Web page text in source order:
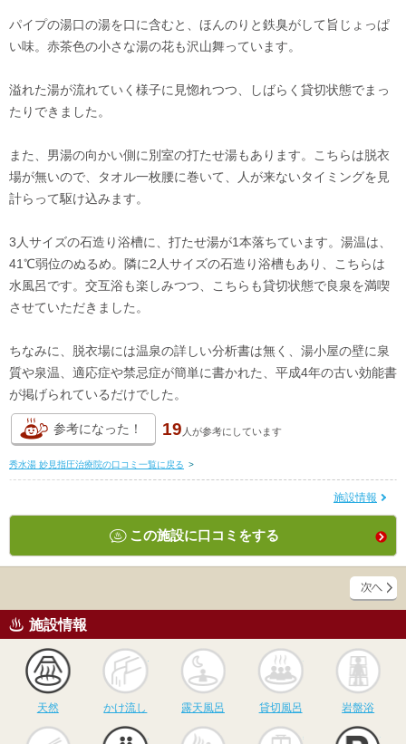
パイプの湯口の湯を口に含むと、ほんのりと鉄臭がして旨じょっぱ
い味。赤茶色の小さな湯の花も沢山舞っています。
溢れた湯が流れていく様子に見惚れつつ、しばらく貸切状態でまっ
たりできました。
また、男湯の向かい側に別室の打たせ湯もあります。こちらは脱衣
場が無いので、タオル一枚腰に巻いて、人が来ないタイミングを見
計らって駆け込みます。
3人サイズの石造り浴槽に、打たせ湯が1本落ちています。湯温は、
41℃弱位のぬるめ。隣に2人サイズの石造り浴槽もあり、こちらは
水風呂です。交互浴も楽しみつつ、こちらも貸切状態で良泉を満喫
させていただきました。
ちなみに、脱衣場には温泉の詳しい分析書は無く、湯小屋の壁に泉
質や泉温、適応症や禁忌症が簡単に書かれた、平成4年の古い効能書
が掲げられているだけでした。
参考になった！ 19 人が参考にしています
秀水湯 妙見指圧治療院の口コミ一覧に戻る >
施設情報
この施設に口コミをする
施設情報
天然
かけ流し
かけ流し
露天風呂
露天風呂
貸切風呂
貸切風呂 岩盤浴
サウナ